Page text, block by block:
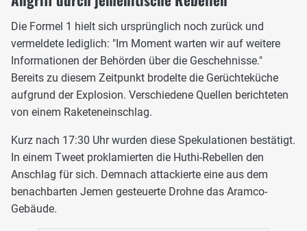
Die Formel 1 hielt sich ursprünglich noch zurück und
vermeldete lediglich: "Im Moment warten wir auf weitere
Informationen der Behörden über die Geschehnisse."
Bereits zu diesem Zeitpunkt brodelte die Gerüchteküche
aufgrund der Explosion. Verschiedene Quellen berichteten
von einem Raketeneinschlag.
Kurz nach 17:30 Uhr wurden diese Spekulationen bestätigt.
In einem Tweet proklamierten die Huthi-Rebellen den
Anschlag für sich. Demnach attackierte eine aus dem
benachbarten Jemen gesteuerte Drohne das Aramco-
Gebäude.